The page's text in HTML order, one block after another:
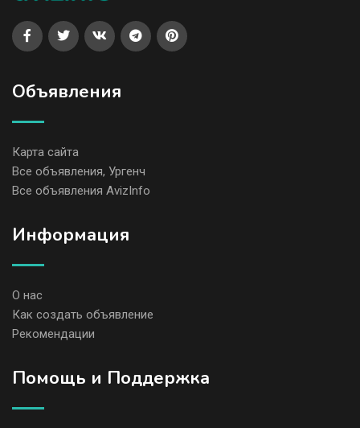
Объявления
Карта сайта
Все объявления, Ургенч
Все объявления AvizInfo
Информация
О нас
Как создать объявление
Рекомендации
Помощь и Поддержка